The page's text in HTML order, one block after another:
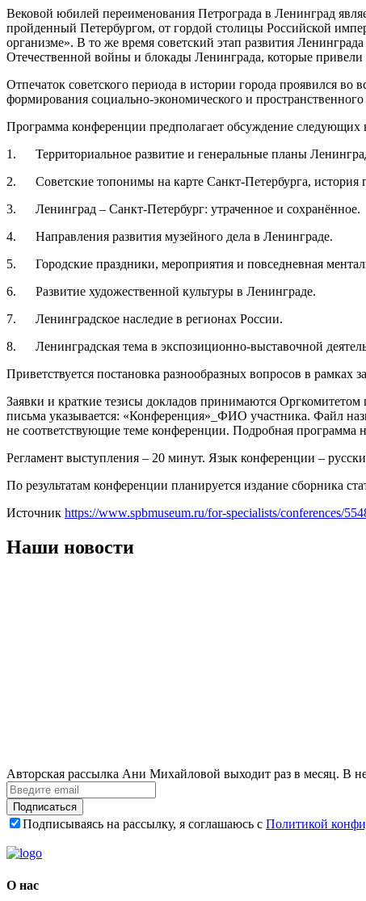
Вековой юбилей переименования Петрограда в Ленинград
пройденный Петербургом, от гордой столицы Российской
организме». В то же время советский этап развития
Отечественной войны и блокады Ленинграда, которые
Отпечаток советского периода в истории города проявился
формирования социально-экономического и
Программа конференции предполагает обсуждение следующих
1. Территориальное развитие и генеральные планы
2. Советские топонимы на карте Санкт-Петербурга, история
3. Ленинград – Санкт-Петербург: утраченное и сохранённое.
4. Направления развития музейного дела в Ленинграде.
5. Городские праздники, мероприятия и повседневная
6. Развитие художественной культуры в Ленинграде.
7. Ленинградское наследие в регионах России.
8. Ленинградская тема в экспозиционно-выставочной
Приветствуется постановка разнообразных вопросов в рамках
Заявки и краткие тезисы докладов принимаются Оргкомитетом
письма указывается: «Конференция»_ФИО участника. Файл
не соответствующие теме конференции. Подробная программа
Регламент выступления – 20 минут. Язык конференции –
По результатам конференции планируется издание
Источник https://www.spbmuseum.ru/for-specialists/conferences/
Наши новости
Авторская рассылка Ани Михайловой выходит раз в месяц. В
Подписаться
Подписываясь на рассылку, я соглашаюсь с Политикой
О нас